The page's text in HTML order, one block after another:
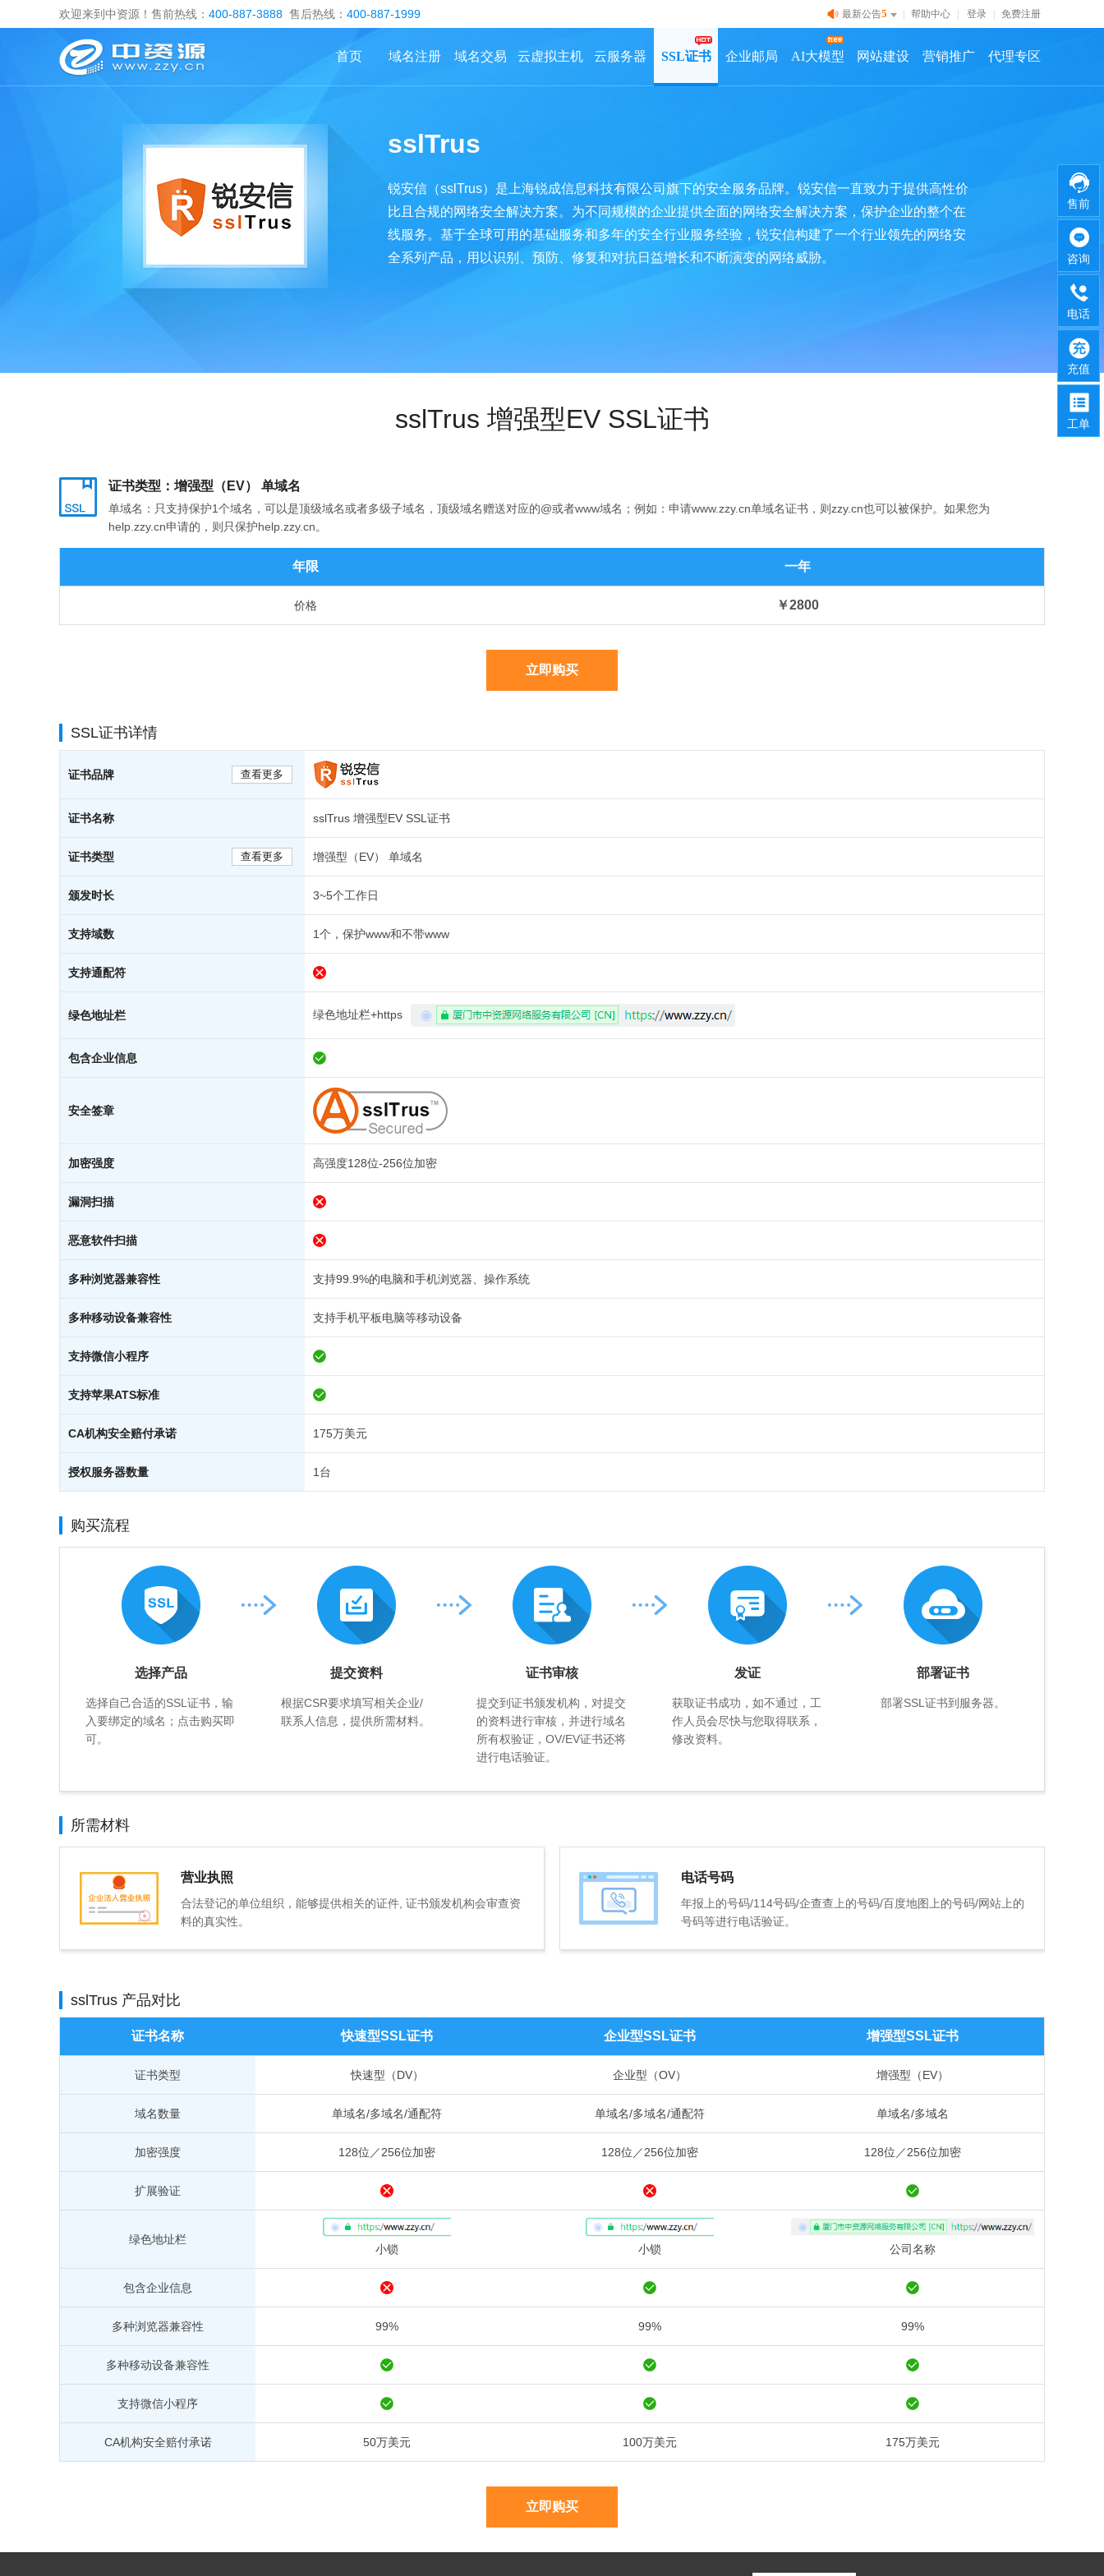
售前
咨询
电话
充值
工单
欢迎来到中资源！售前热线： 400-887-3888 售后热线： 400-887-1999 登录 免费注册
最新公告5 帮助中心
代理专区
营销推广
网站建设
AI大模型
企业邮局
SSL证书
云服务器
云虚拟主机
域名交易
域名注册
首页
sslTrus
锐安信（sslTrus）是上海锐成信息科技有限公司旗下的安全服务品牌。锐安信一直致力于提供高性价
比且合规的网络安全解决方案。为不同规模的企业提供全面的网络安全解决方案，保护企业的整个在
线服务。基于全球可用的基础服务和多年的安全行业服务经验，锐安信构建了一个行业领先的网络安
全系列产品，用以识别、预防、修复和对抗日益增长和不断演变的网络威胁。
sslTrus 增强型EV SSL证书
证书类型：增强型（EV） 单域名
单域名：只支持保护1个域名，可以是顶级域名或者多级子域名，顶级域名赠送对应的@或者www域名；例如：申请www.zzy.cn单域名证书，则zzy.cn也可以被保护。如果您为
help.zzy.cn申请的，则只保护help.zzy.cn。
年限 一年
价格 ￥2800
立即购买
SSL证书详情
查看更多
证书品牌
证书名称 sslTrus 增强型EV SSL证书
查看更多
证书类型 增强型（EV） 单域名
颁发时长 3~5个工作日
支持域数 1个，保护www和不带www
支持通配符
绿色地址栏 绿色地址栏+https
包含企业信息
安全签章
加密强度 高强度128位-256位加密
漏洞扫描
恶意软件扫描
多种浏览器兼容性 支持99.9%的电脑和手机浏览器、操作系统
多种移动设备兼容性 支持手机平板电脑等移动设备
支持微信小程序
支持苹果ATS标准
CA机构安全赔付承诺 175万美元
授权服务器数量 1台
购买流程
选择产品
选择自己合适的SSL证书，输
入要绑定的域名；点击购买即
可。
提交资料
根据CSR要求填写相关企业/
联系人信息，提供所需材料。
证书审核
提交到证书颁发机构，对提交
的资料进行审核，并进行域名
所有权验证，OV/EV证书还将
进行电话验证。
发证
获取证书成功，如不通过，工
作人员会尽快与您取得联系，
修改资料。
部署证书
部署SSL证书到服务器。
所需材料
营业执照
合法登记的单位组织，能够提供相关的证件, 证书颁发机构会审查资
料的真实性。
电话号码
年报上的号码/114号码/企查查上的号码/百度地图上的号码/网站上的
号码等进行电话验证。
sslTrus 产品对比
证书名称 快速型SSL证书 企业型SSL证书 增强型SSL证书
证书类型 快速型（DV） 企业型（OV） 增强型（EV）
域名数量 单域名/多域名/通配符 单域名/多域名/通配符 单域名/多域名
加密强度 128位／256位加密 128位／256位加密 128位／256位加密
扩展验证
绿色地址栏
小锁 小锁 公司名称
包含企业信息
多种浏览器兼容性 99% 99% 99%
多种移动设备兼容性
支持微信小程序
CA机构安全赔付承诺 50万美元 100万美元 175万美元
立即购买